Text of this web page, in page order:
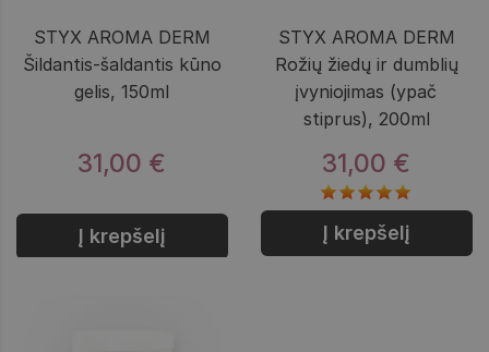
STYX AROMA DERM
Šildantis-šaldantis kūno
gelis, 150ml
31,00 €
Į krepšelį
STYX AROMA DERM
Rožių žiedų ir dumblių
įvyniojimas (ypač
stiprus), 200ml
31,00 €
Į krepšelį